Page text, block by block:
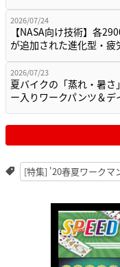
2026/07/24
【NASA向け技術】各
が追加された進化型・
2026/07/23
夏バイクの「蒸れ・暑さ
ー入りワークパンツ＆
[特集] '20春夏ワークマ